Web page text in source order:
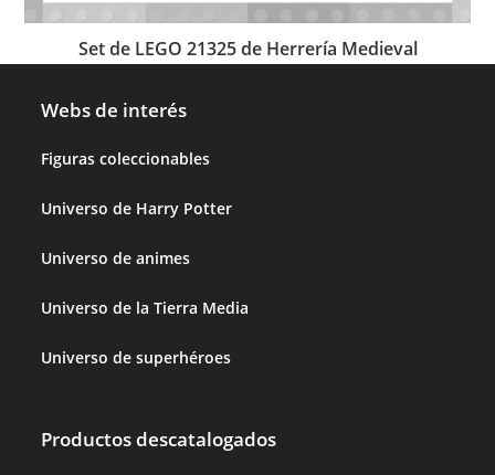
Set de LEGO 21325 de Herrería Medieval
Webs de interés
Figuras coleccionables
Universo de Harry Potter
Universo de animes
Universo de la Tierra Media
Universo de superhéroes
Productos descatalogados